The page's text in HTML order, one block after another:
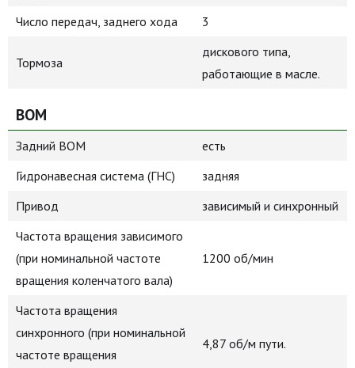
Число передач, заднего хода 3
Тормоза
дискового типа,
работающие в масле.
ВОМ
Задний ВОМ
есть
Гидронавесная система (ГНС)
задняя
Привод
зависимый и синхронный
Частота вращения зависимого
(при номинальной частоте
вращения коленчатого вала)
1200 об/мин
Частота вращения
синхронного (при номинальной
частоте вращения
4,87 об/м пути.